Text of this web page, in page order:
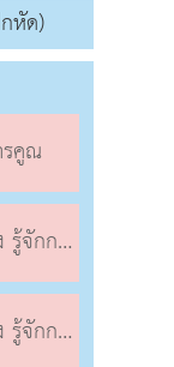
หัด)
คูณ
ารคูณ
ารคูณ